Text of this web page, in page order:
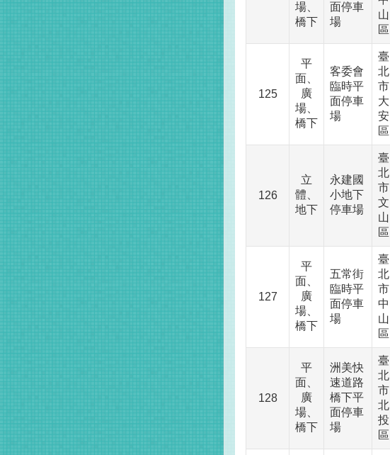
場、
橋下
面停車
場
山
區
125
平
面、
廣
場、
橋下
客委會
臨時平
面停車
場
臺
北
市
大
安
區
126
立
體、
地下
永建國
小地下
停車場
臺
北
市
文
山
區
127
平
面、
廣
場、
橋下
五常街
臨時平
面停車
場
臺
北
市
中
山
區
128
平
面、
廣
場、
橋下
洲美快
速道路
橋下平
面停車
場
臺
北
市
北
投
區